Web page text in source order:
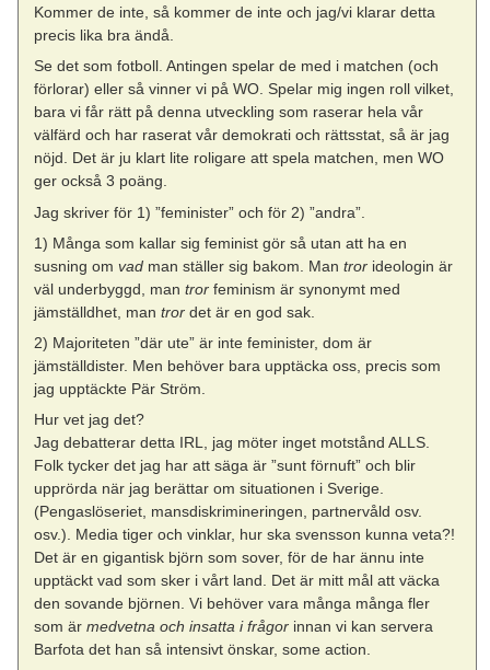
Kommer de inte, så kommer de inte och jag/vi klarar detta
precis lika bra ändå.
Se det som fotboll. Antingen spelar de med i matchen (och
förlorar) eller så vinner vi på WO. Spelar mig ingen roll vilket,
bara vi får rätt på denna utveckling som raserar hela vår
välfärd och har raserat vår demokrati och rättsstat, så är jag
nöjd. Det är ju klart lite roligare att spela matchen, men WO
ger också 3 poäng.
Jag skriver för 1) ”feminister” och för 2) ”andra”.
1) Många som kallar sig feminist gör så utan att ha en
susning omvad man ställer sig bakom. Mantror ideologin är
väl underbyggd, mantror feminism är synonymt med
jämställdhet, mantror det är en god sak.
2) Majoriteten ”där ute” är inte feminister, dom är
jämställdister. Men behöver bara upptäcka oss, precis som
jag upptäckte Pär Ström.
Hur vet jag det?
Jag debatterar detta IRL, jag möter inget motstånd ALLS.
Folk tycker det jag har att säga är ”sunt förnuft” och blir
upprörda när jag berättar om situationen i Sverige.
(Pengaslöseriet, mansdiskrimineringen, partnervåld osv.
osv.). Media tiger och vinklar, hur ska svensson kunna veta?!
Det är en gigantisk björn som sover, för de har ännu inte
upptäckt vad som sker i vårt land. Det är mitt mål att väcka
den sovande björnen. Vi behöver vara många många fler
som ärmedvetna och insatta i frågor innan vi kan servera
Barfota det han så intensivt önskar, some action.